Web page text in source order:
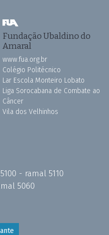
Fundação Ubaldino do
Amaral
www.fua.org.br
Colégio Politécnico
Lar Escola Monteiro Lobato
Liga Sorocabana de Combate ao
Câncer
Vila dos Velhinhos
- ramal 5110
5060